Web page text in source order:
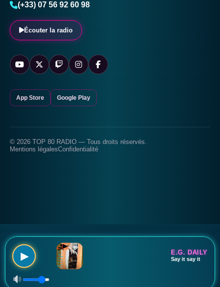
▶ E.G. DAILY
Say it say it
(+33) 07 56 92 60 98
Écouter la radio
App Store Google Play
© 2026 TOP 80 RADIO — Tous droits réservés.
Mentions légalesConfidentialité